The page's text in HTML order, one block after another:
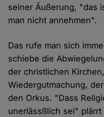
seiner Äußerung, "das
man nicht annehmen".
Das rufe man sich
schiebe die
der christlichen
Wiedergutmachung,
den Orkus. "Dass
unerlässßlich sei"